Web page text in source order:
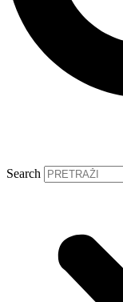
Search